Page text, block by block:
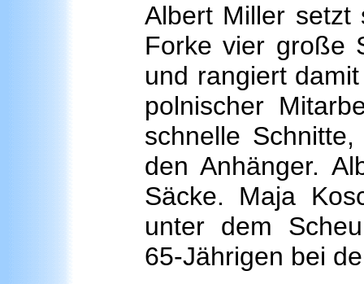
Albert Miller setzt
Forke vier große
und rangiert
polnischer
schnelle
den Anhänger.
Säcke. Maja
unter dem
65-Jährigen bei